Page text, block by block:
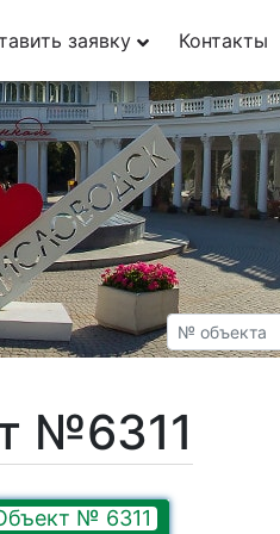
заявку Контакты
№6311
№ 6311